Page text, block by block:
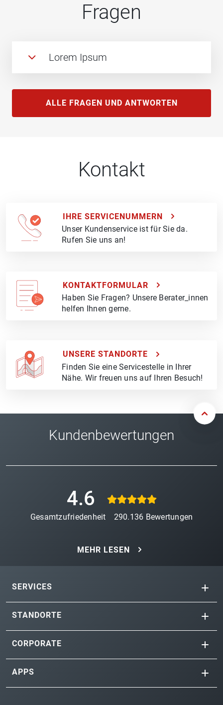
Fragen
Lorem Ipsum
ALLE FRAGEN UND ANTWORTEN
Kontakt
IHRE SERVICENUMMERN
Unser Kundenservice ist für Sie da.
Rufen Sie uns an!
KONTAKTFORMULAR
Haben Sie Fragen? Unsere Berater_innen
helfen Ihnen gerne.
UNSERE STANDORTE
Finden Sie eine Servicestelle in Ihrer
Nähe. Wir freuen uns auf Ihren Besuch!
Kundenbewertungen
4.6
Gesamtzufriedenheit 290.136 Bewertungen
MEHR LESEN
SERVICES
STANDORTE
CORPORATE
APPS